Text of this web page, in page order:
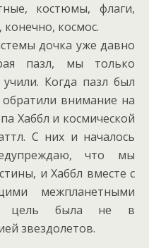
костюмы, флаги,
космос.
дочка уже давно
пазл, мы только
Когда пазл был
внимание на
Хаббл и космической
С них и началось
что мы
и Хаббл вместе с
межпланетными
цель была не в
звездолетов.